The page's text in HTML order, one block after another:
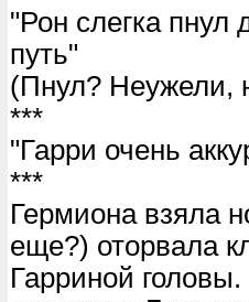
"Рон слегка пнул
путь"
(Пнул? Неужели,
***
"Гарри очень
***
Гермиона взяла
еще?) оторвала
Гарриной